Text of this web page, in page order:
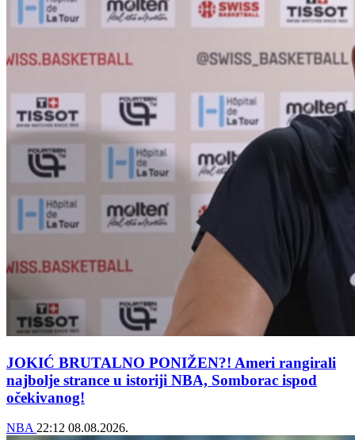
JOKIĆ BRUTALNO PONIŽEN?! Ameri rangirali
najbolje strance u istoriji NBA, Somborac ispod
očekivanog!
NBA 22:12 08.08.2026.